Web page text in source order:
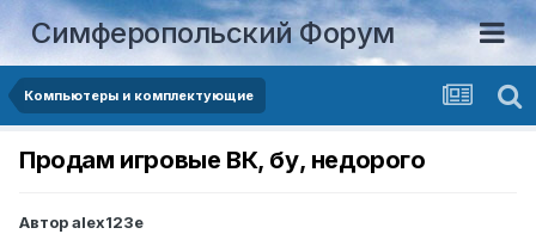
Симферопольский Форум
Компьютеры и комплектующие
Продам игровые ВК, бу, недорого
Авторalex123e